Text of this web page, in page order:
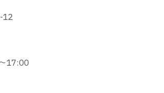
12
17:00